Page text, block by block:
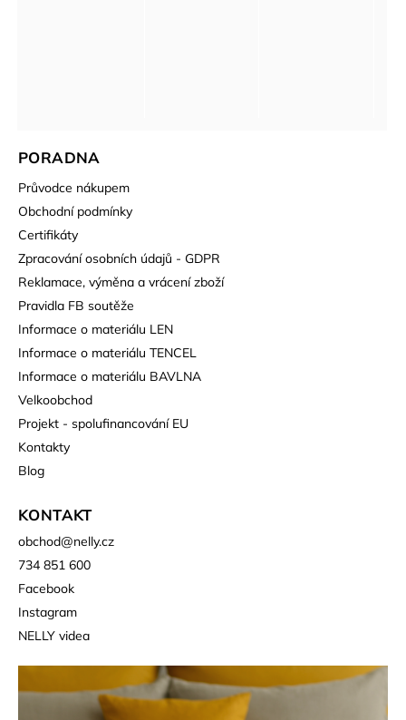
PORADNA
Průvodce nákupem
Obchodní podmínky
Certifikáty
Zpracování osobních údajů - GDPR
Reklamace, výměna a vrácení zboží
Pravidla FB soutěže
Informace o materiálu LEN
Informace o materiálu TENCEL
Informace o materiálu BAVLNA
Velkoobchod
Projekt - spolufinancování EU
Kontakty
Blog
KONTAKT
obchod@nelly.cz
734 851 600
Facebook
Instagram
NELLY videa